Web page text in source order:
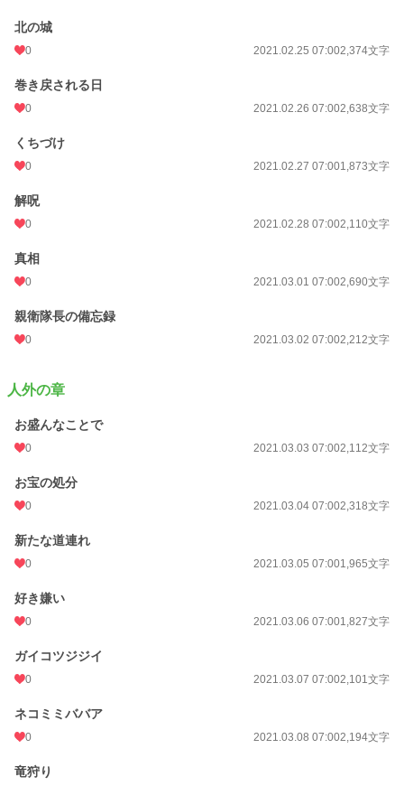
北の城
0 2021.02.25 07:002,374文字
巻き戻される日
0 2021.02.26 07:002,638文字
くちづけ
0 2021.02.27 07:001,873文字
解呪
0 2021.02.28 07:002,110文字
真相
0 2021.03.01 07:002,690文字
親衛隊長の備忘録
0 2021.03.02 07:002,212文字
人外の章
お盛んなことで
0 2021.03.03 07:002,112文字
お宝の処分
0 2021.03.04 07:002,318文字
新たな道連れ
0 2021.03.05 07:001,965文字
好き嫌い
0 2021.03.06 07:001,827文字
ガイコツジジイ
0 2021.03.07 07:002,101文字
ネコミミババア
0 2021.03.08 07:002,194文字
竜狩り